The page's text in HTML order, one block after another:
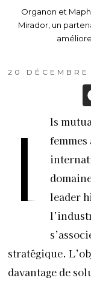
Organon et
Mirador, un
20
I
ls
leader
stratégique.
davantage de